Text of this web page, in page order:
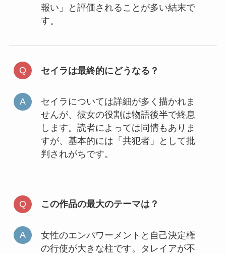
報い」と評価されることが多い結末で
す。
セイラは最終的にどうなる？
セイラについては詳細が多く描かれま
せんが、彼女の役割は物語後半で終息
します。読者によっては同情もありま
すが、基本的には「共犯者」として批
判されがちです。
この作品の最大のテーマは？
女性のエンパワーメントと自己決定権
の行使が大きな柱です。タレイアが不